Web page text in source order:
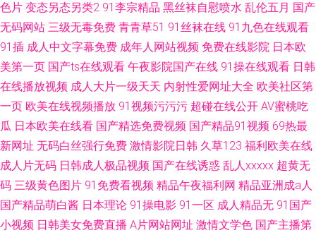
色片 变态另态另类2 91李宗精品 黑丝袜自慰喷水 乱伦五月 国产
无码网站 三级无毒免费 青青草51 91丝袜在线 91九色在线观看
91插 成人中文字幕免费 成年人网站视频 免费在线影院 日本欧
美第一页 国产ts在线观看 午夜影院国产在线 91操在线观看 日韩
在线播放视频 成人大片一级天天 内射性爱网址大全 欧美社区第
一页 欧美在线视频播放 91视频污污污 超碰在线公开 AV蜜桃吃
瓜 日本欧美在线看 国产精选免费视频 国产精品91视频 69热最
新网址 无码白丝强行免费 激情影院日韩 久草123 福利欧美在线
成人片无码 日韩成人极品视频 国产在线诱惑 乱人xxxxx 超黄无
码 三级黄色图片 91免费看视频 精品午夜福利网 精品亚洲成a人
国产精品萌白酱 日本理论 91操电影 91一区 成人精品无 91国产
小视频 日韩美女免费直播 A片网站网址 激情文学色 国产主播第